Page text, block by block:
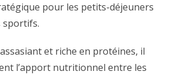
pour les petits-déjeuners
sportifs.
et riche en protéines, il
l’apport nutritionnel entre les